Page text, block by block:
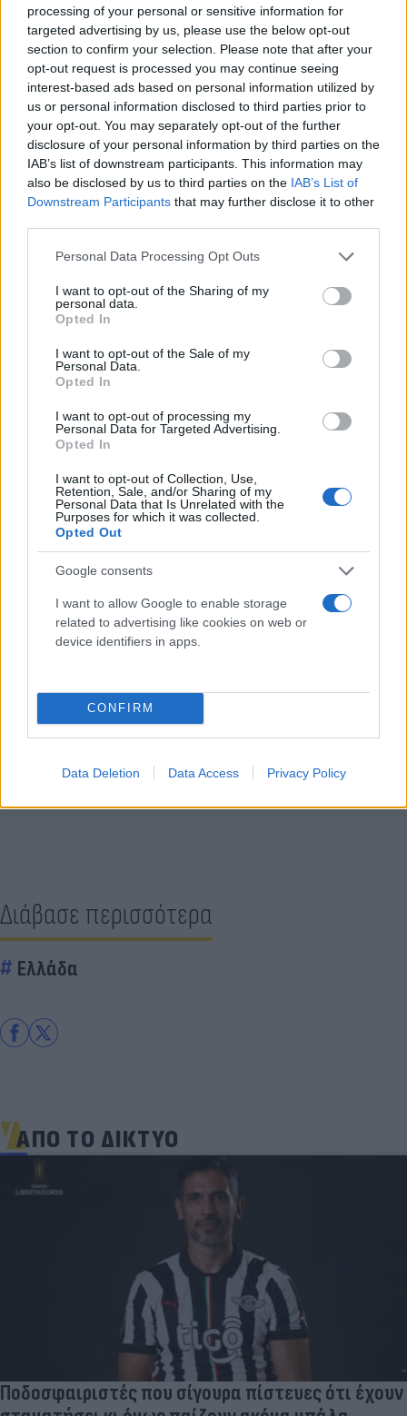
processing of your personal or sensitive information for
targeted advertising by us, please use the below opt-out
section to confirm your selection. Please note that after your
opt-out request is processed you may continue seeing
interest-based ads based on personal information utilized by
us or personal information disclosed to third parties prior to
your opt-out. You may separately opt-out of the further
disclosure of your personal information by third parties on the
IAB’s list of downstream participants. This information may
also be disclosed by us to third parties on the IAB’s List of
Downstream Participants that may further disclose it to other
Please note that this website/app uses one or more Google
not limited to your visit or usage behaviour. You may click to
grant or deny consent to Google and its third-party tags to
use your data for below specified purposes in below Google
consent section.
Personal Data Processing Opt Outs
I want to opt-out of the Sharing of my
personal data.
Opted In
I want to opt-out of the Sale of my
Personal Data.
Opted In
I want to opt-out of processing my
Personal Data for Targeted Advertising.
Opted In
I want to opt-out of Collection, Use,
Retention, Sale, and/or Sharing of my
Personal Data that Is Unrelated with the
Purposes for which it was collected.
Opted Out
Google consents
I want to allow Google to enable storage
related to advertising like cookies on web or
device identifiers in apps.
CONFIRM
Data Deletion Data Access Privacy Policy
Δείτε εικόνες που τράβηξαν διερχόμενοι οδηγοί
στη Θεσσαλονίκη, έξω από το Σέιχ Σου.
Κάνε κλικ και δες περισσότερο
Διάβασε περισσότερα
Ελλάδα
ΑΠΟ ΤΟ ΔΙΚΤΥΟ
Ποδοσφαιριστές που σίγουρα πίστευες ότι έχουν